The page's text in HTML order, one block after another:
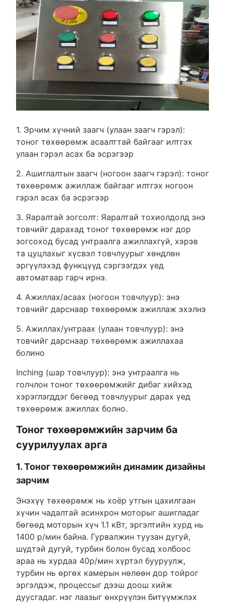
1. Эрчим хүчний заагч (улаан заагч гэрэл):
тоног төхөөрөмж асаалттай байгааг илтгэх
улаан гэрэл асах ба эсрэгээр
2. Ашиглалтын заагч (ногоон заагч гэрэл): тоног
төхөөрөмж ажиллаж байгааг илтгэх ногоон
гэрэл асах ба эсрэгээр
3. Яаралтай зогсолт: Яаралтай тохиолдолд энэ
товчийг дарахад тоног төхөөрөмж нэг дор
зогсоход бусад унтраалга ажиллахгүй, хэрэв
та цуцлахыг хүсвэл товчлуурыг хөндлөн
эргүүлэхэд функцүүд сэргээгдэх үед
автоматаар гарч ирнэ.
4. Ажиллах/асаах (ногоон товчлуур): энэ
товчийг дарснаар төхөөрөмж ажиллаж эхэлнэ
5. Ажиллах/унтраах (улаан товчлуур): энэ
товчийг дарснаар төхөөрөмж ажиллахаа
болино
Inching (шар товчлуур): энэ унтраалга нь
голчлон тоног төхөөрөмжийг дибаг хийхэд
хэрэглэгддэг бөгөөд товчлуурыг дарах үед
төхөөрөмж ажиллах болно.
Тоног төхөөрөмжийн зарчим ба
суурилуулах арга
1. Тоног төхөөрөмжийн динамик дизайны
зарчим
Энэхүү төхөөрөмж нь хоёр утгын цахилгаан
хүчин чадалтай асинхрон моторыг ашигладаг
бөгөөд моторын хүч 1.1 кВт, эргэлтийн хурд нь
1400 р/мин байна. Гурвалжин туузан дугуй,
шүдтэй дугуй, турбин болон бусад холбоос
араа нь хурдаа 40р/мин хүртэл бууруулж,
турбин нь өргөх камерын нөлөөн дор тойрог
эргэлдэж, процессыг дээш доош хийж
дуусгадаг. нэг лаазыг өнхрүүлэн битүүмжлэх